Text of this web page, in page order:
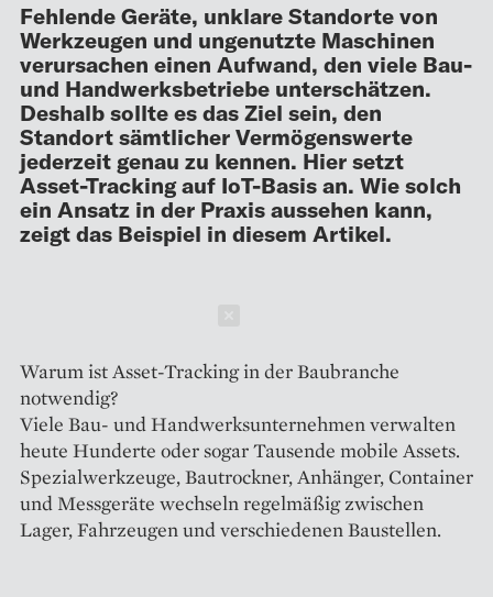
Fehlende Geräte, unklare Standorte von
Werkzeugen und ungenutzte Maschinen
verursachen einen Aufwand, den viele Bau-
und Handwerksbetriebe unterschätzen.
Deshalb sollte es das Ziel sein, den
Standort sämtlicher Vermögenswerte
jederzeit genau zu kennen. Hier setzt
Asset-Tracking auf IoT-Basis an. Wie solch
ein Ansatz in der Praxis aussehen kann,
zeigt das Beispiel in diesem Artikel.
Warum ist Asset-Tracking in der Baubranche
notwendig?
Viele Bau- und Handwerksunternehmen verwalten
heute Hunderte oder sogar Tausende mobile Assets.
Spezialwerkzeuge, Bautrockner, Anhänger, Container
und Messgeräte wechseln regelmäßig zwischen
Lager, Fahrzeugen und verschiedenen Baustellen.